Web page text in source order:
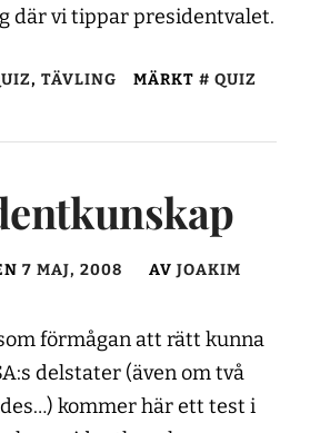
där vi tippar presidentvalet.
, TÄVLING MÄRKT QUIZ
7 MAJ, 2008 AV JOAKIM
förmågan att rätt kunna
delstater (även om två
kommer här ett test i